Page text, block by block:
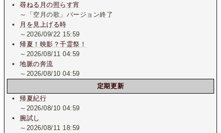
尋ねる月の照らす宵
～「空月の歌」バージョン終了
月を見上げる時
～2026/09/22 15:59
帰夏！映影？千霊祭！
～2026/08/11 04:59
地脈の奔流
～2026/08/10 04:59
定期更新
帰夏紀行
～2026/08/10 04:59
腕試し
～2026/08/11 18:59